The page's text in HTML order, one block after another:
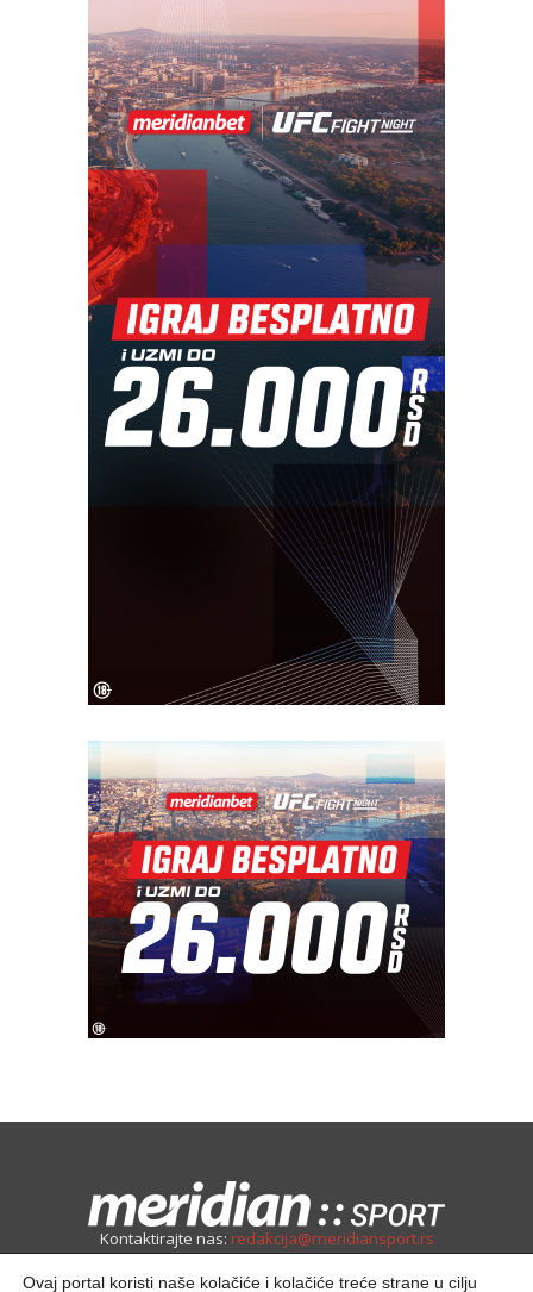
Kontaktirajte nas: redakcija@meridiansport.rs
Ovaj portal koristi naše kolačiće i kolačiće treće strane u cilju